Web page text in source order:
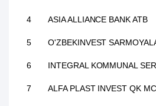
4 ASIA ALLIANCE BANK ATB
5 O'ZBEKINVEST
6 INTEGRAL KOMMUNAL
7 ALFA PLAST INVEST QK